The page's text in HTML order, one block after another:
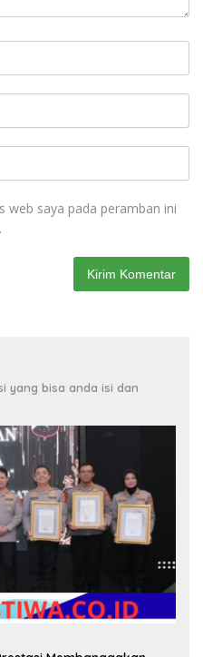
web saya pada peramban ini
yang bisa anda isi dan